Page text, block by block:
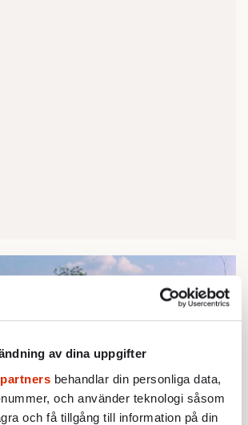
av dina uppgifter
behandlar din personliga data,
och använder teknologi såsom
och få tillgång till information på din